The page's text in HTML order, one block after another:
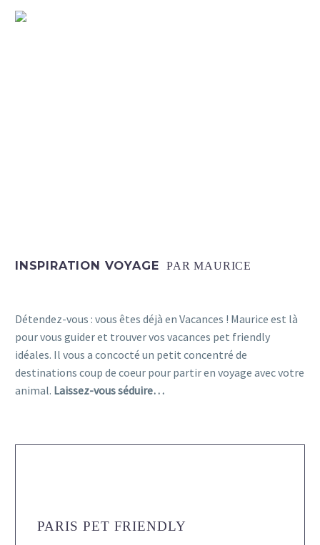
INSPIRATION VOYAGE PAR MAURICE
Détendez-vous : vous êtes déjà en Vacances ! Maurice est là
pour vous guider et trouver vos vacances pet friendly
idéales. Il vous a concocté un petit concentré de
destinations coup de coeur pour partir en voyage avec votre
animal. Laissez-vous séduire…
PARIS PET FRIENDLY